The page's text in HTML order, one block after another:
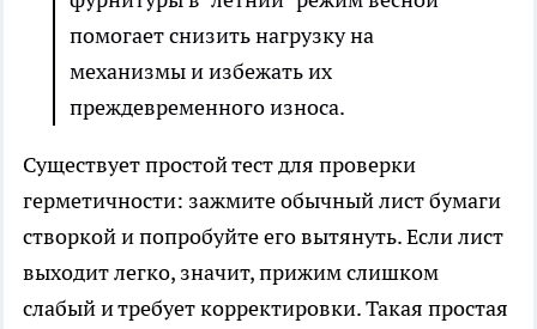
помогает снизить нагрузку на
механизмы и избежать их
преждевременного износа.
Существует простой тест для проверки
герметичности: зажмите обычный лист бумаги
створкой и попробуйте его вытянуть. Если лист
выходит легко, значит, прижим слишком
слабый и требует корректировки. Такая простая